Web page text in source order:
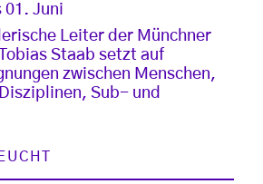
01. Juni
Leiter der Münchner
Staab setzt auf
zwischen Menschen,
Sub- und